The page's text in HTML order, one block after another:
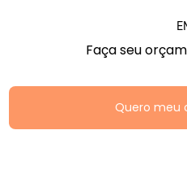
Faça seu
Quero meu